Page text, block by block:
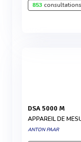
853
DSA 5000 M
APPAREIL DE
ANTON PAAR